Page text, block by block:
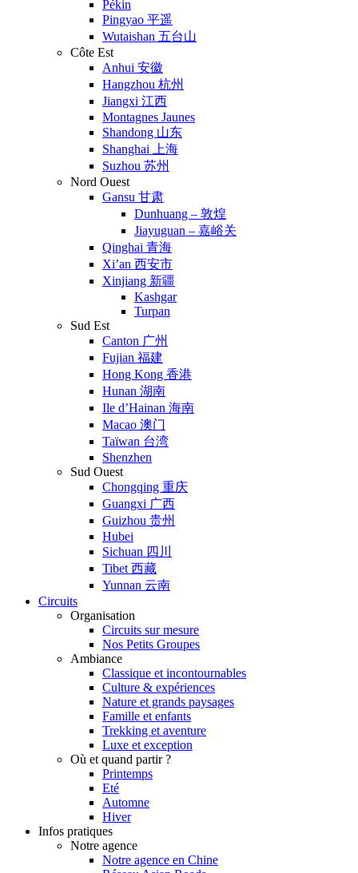
Pékin
Pingyao 平遥
Wutaishan 五台山
Côte Est
Anhui 安徽
Hangzhou 杭州
Jiangxi 江西
Montagnes Jaunes
Shandong 山东
Shanghai 上海
Suzhou 苏州
Nord Ouest
Gansu 甘肃
Dunhuang – 敦煌
Jiayuguan – 嘉峪关
Qinghai 青海
Xi’an 西安市
Xinjiang 新疆
Kashgar
Turpan
Sud Est
Canton 广州
Fujian 福建
Hong Kong 香港
Hunan 湖南
Ile d’Hainan 海南
Macao 澳门
Taïwan 台湾
Shenzhen
Sud Ouest
Chongqing 重庆
Guangxi 广西
Guizhou 贵州
Hubei
Sichuan 四川
Tibet 西藏
Yunnan 云南
Circuits
Organisation
Circuits sur mesure
Nos Petits Groupes
Ambiance
Classique et incontournables
Culture & expériences
Nature et grands paysages
Famille et enfants
Trekking et aventure
Luxe et exception
Où et quand partir ?
Printemps
Eté
Automne
Hiver
Infos pratiques
Notre agence
Notre agence en Chine